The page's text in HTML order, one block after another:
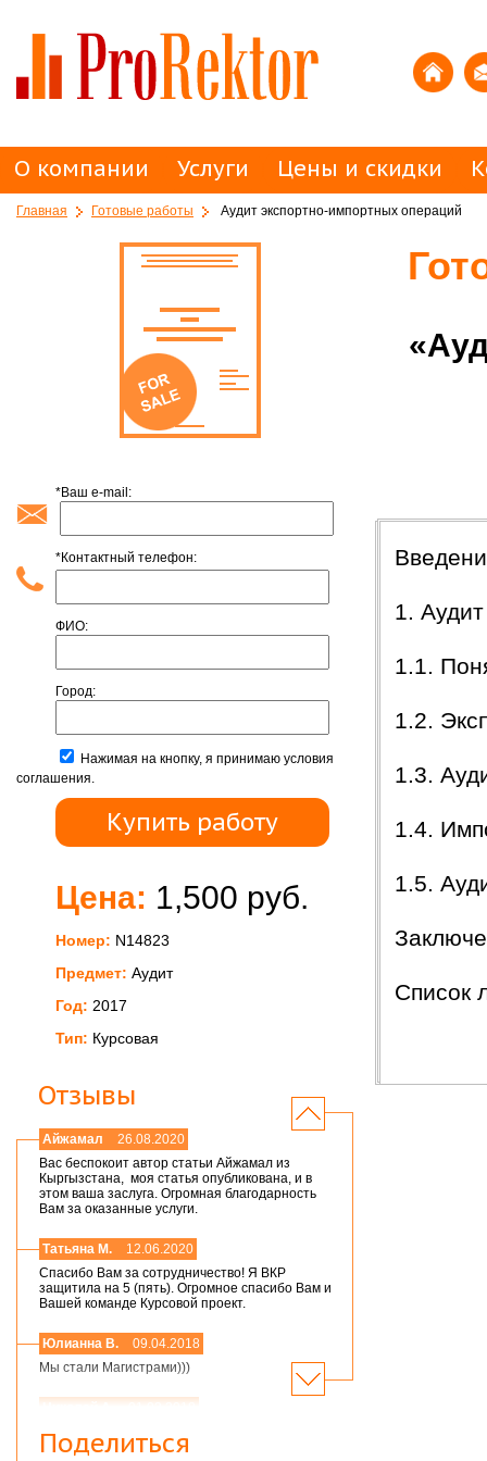
О компании Услуги Цены и скидки
Главная Готовые работы Аудит экспортно-импортных операций
*Ваш e-mail:
*Контактный телефон:
ФИО:
Город:
Нажимая на кнопку, я принимаю условия
соглашения.
Цена: 1,500 руб.
Номер: N14823
Предмет: Аудит
Год: 2017
Тип: Курсовая
Отзывы
Айжамал
26.08.2020
Вас беспокоит автор статьи Айжамал из
Кыргызстана, моя статья опубликована, и в
этом ваша заслуга. Огромная благодарность
Вам за оказанные услуги.
Татьяна М.
12.06.2020
Спасибо Вам за сотрудничество! Я ВКР
защитила на 5 (пять). Огромное спасибо Вам и
Вашей команде Курсовой проект.
Юлианна В.
09.04.2018
Мы стали Магистрами)))
Мария,добрый день! Спасибо большое.
Защитился на 4!всего доброго
Поделиться
1.
1.1.
1.2.
1.3.
1.4.
1.5.
Список